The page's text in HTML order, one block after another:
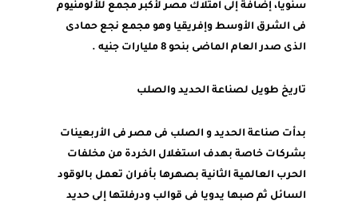
سنويا، إضافة إلى امتلاك مصر لأكبر مجمع للألومنيوم
فى الشرق الأوسط وإفريقيا وهو مجمع نجع حمادى
الذى صدر العام الماضى بنحو 8 مليارات جنيه .
تاريخ طويل لصناعة الحديد والصلب
بدأت صناعة الحديد و الصلب فى مصر فى الأربعينات
بشركات خاصة بهدف استغلال الخردة من مخلفات
الحرب العالمية الثانية بصهرها بأفران تعمل بالوقود
السائل ثم صبها يدويا فى قوالب ودرفلتها إلى حديد